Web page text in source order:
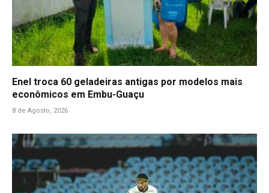
Enel troca 60 geladeiras antigas por modelos mais
econômicos em Embu-Guaçu
8 de Agosto, 2026